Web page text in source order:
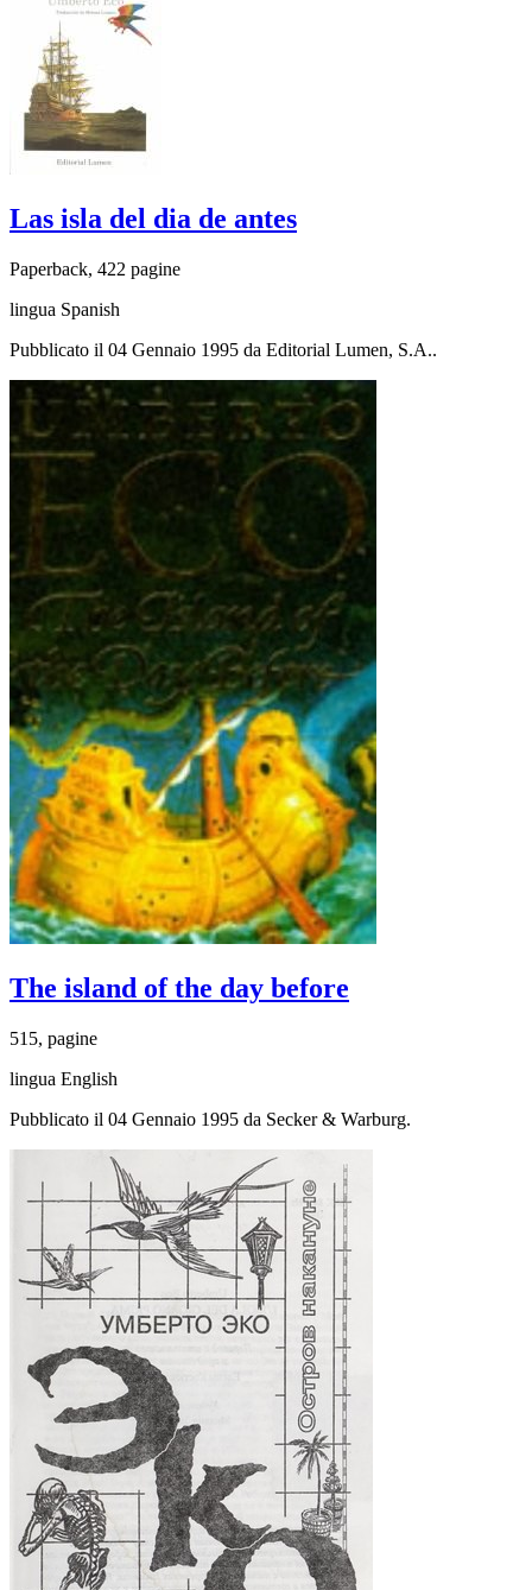
Las isla del dia de antes
Paperback, 422 pagine
lingua Spanish
Pubblicato il 04 Gennaio 1995 da Editorial Lumen, S.A..
The island of the day before
515, pagine
lingua English
Pubblicato il 04 Gennaio 1995 da Secker & Warburg.